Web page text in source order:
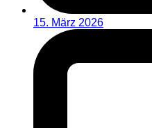
15. März 2026